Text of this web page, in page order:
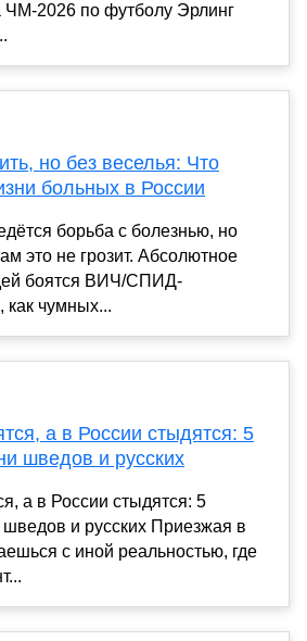
ЧМ-2026 по футболу Эрлинг
но без веселья: Что
больных в России
борьба с болезнью, но
это не грозит. Абсолютное
боятся ВИЧ/СПИД-
чумных...
а в России стыдятся: 5
шведов и русских
а в России стыдятся: 5
и русских Приезжая в
с иной реальностью, где